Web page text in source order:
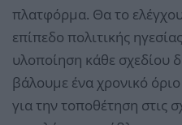
πλατφόρμα. Θα το
επίπεδο πολιτικής
υλοποίηση κάθε σχεδίου
βάλουμε ένα χρονικό
για την τοποθέτηση στις